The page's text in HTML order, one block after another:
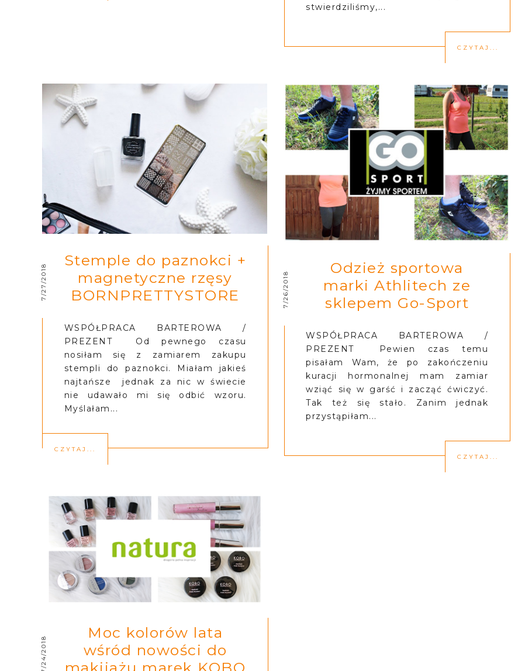
stwierdziliśmy,...
CZYTAJ...
7/27/2018
Stemple do paznokci +
magnetyczne rzęsy
BORNPRETTYSTORE
WSPÓŁPRACA BARTEROWA /
PREZENT Od pewnego czasu
nosiłam się z zamiarem zakupu
stempli do paznokci. Miałam jakieś
najtańsze jednak za nic w świecie
nie udawało mi się odbić wzoru.
Myślałam...
CZYTAJ...
7/26/2018
Odzież sportowa
marki Athlitech ze
sklepem Go-Sport
WSPÓŁPRACA BARTEROWA /
PREZENT Pewien czas temu
pisałam Wam, że po zakończeniu
kuracji hormonalnej mam zamiar
wziąć się w garść i zacząć ćwiczyć.
Tak też się stało. Zanim jednak
przystąpiłam...
CZYTAJ...
7/24/2018
Moc kolorów lata
wśród nowości do
makijażu marek KOBO